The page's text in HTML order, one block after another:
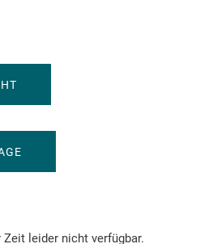
leider nicht verfügbar.